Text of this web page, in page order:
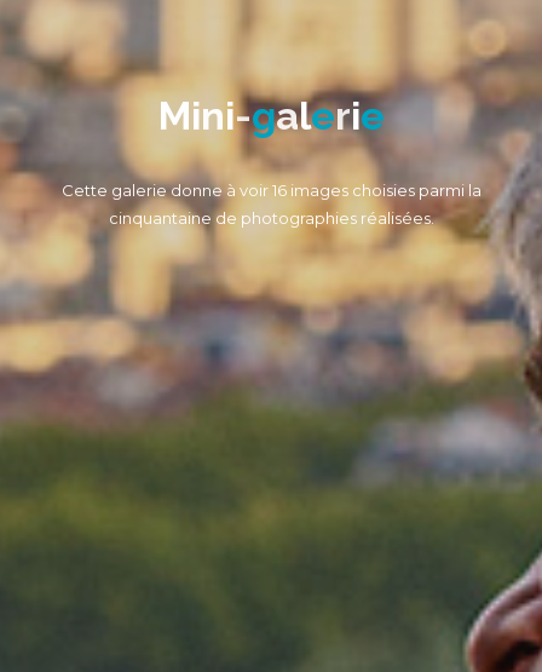
Mini-galerie
Cette galerie donne à voir 16 images choisies parmi la
cinquantaine de photographies réalisées.